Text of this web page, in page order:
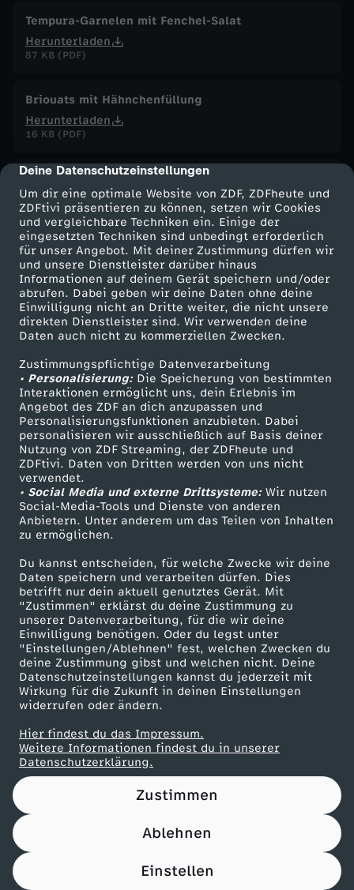
cmp-dialog-description
Deine Datenschutzeinstellungen
Um dir eine optimale Website von ZDF, ZDFheute und
ZDFtivi präsentieren zu können, setzen wir Cookies
und vergleichbare Techniken ein. Einige der
eingesetzten Techniken sind unbedingt erforderlich
für unser Angebot. Mit deiner Zustimmung dürfen wir
und unsere Dienstleister darüber hinaus
Informationen auf deinem Gerät speichern und/oder
abrufen. Dabei geben wir deine Daten ohne deine
Einwilligung nicht an Dritte weiter, die nicht unsere
direkten Dienstleister sind. Wir verwenden deine
Daten auch nicht zu kommerziellen Zwecken.
Zustimmungspflichtige Datenverarbeitung
• Personalisierung:Die Speicherung von bestimmten
Interaktionen ermöglicht uns, dein Erlebnis im
Angebot des ZDF an dich anzupassen und
Personalisierungsfunktionen anzubieten. Dabei
personalisieren wir ausschließlich auf Basis deiner
Nutzung von ZDF Streaming, der ZDFheute und
ZDFtivi. Daten von Dritten werden von uns nicht
verwendet.
• Social Media und externe Drittsysteme:Wir nutzen
Social-Media-Tools und Dienste von anderen
Anbietern. Unter anderem um das Teilen von Inhalten
zu ermöglichen.
Du kannst entscheiden, für welche Zwecke wir deine
Daten speichern und verarbeiten dürfen. Dies
betrifft nur dein aktuell genutztes Gerät. Mit
"Zustimmen" erklärst du deine Zustimmung zu
unserer Datenverarbeitung, für die wir deine
Einwilligung benötigen. Oder du legst unter
"Einstellungen/Ablehnen" fest, welchen Zwecken du
deine Zustimmung gibst und welchen nicht. Deine
Datenschutzeinstellungen kannst du jederzeit mit
Wirkung für die Zukunft in deinen Einstellungen
widerrufen oder ändern.
Hier findest du das Impressum.
Weitere Informationen findest du in unserer
Datenschutzerklärung.
Zustimmen
Ablehnen
Einstellen
Tempura-Garnelen mit Fenchel-Salat
Herunterladen
87 KB (PDF)
Briouats mit Hähnchenfüllung
Herunterladen
16 KB (PDF)
Grünkohl-Gemüsesuppe mit Grünkohlchips
Herunterladen
63 KB (PDF)
Selbstgemachtes Knäckebrot
Herunterladen
191 KB (PDF)
Kaffeevariationen von Alessandro Metafune
Herunterladen
99 KB (PDF)
Linsen-Bowl mit gebackener Rote Bete
Herunterladen
67 KB (PDF)
Maronencremesuppe mit Thymian-Crostini
Herunterladen
66 KB (PDF)
Beef Tri-Tip mit Süßkartoffel-Wedges
Herunterladen
21 KB (PDF)
Panettone-Pudding mit Orangensoße
Herunterladen
61 KB (PDF)
Pfannkuchen-Rouladen
Herunterladen
110 KB (PDF)